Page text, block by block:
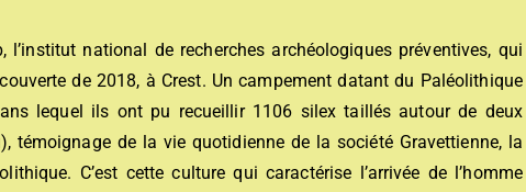
l’institut national de recherches archéologiques préventives, qui
de 2018, à Crest. Un campement datant du Paléolithique
lequel ils ont pu recueillir 1106 silex taillés autour de deux
témoignage de la vie quotidienne de la société Gravettienne, la
C’est cette culture qui caractérise l’arrivée de l’homme